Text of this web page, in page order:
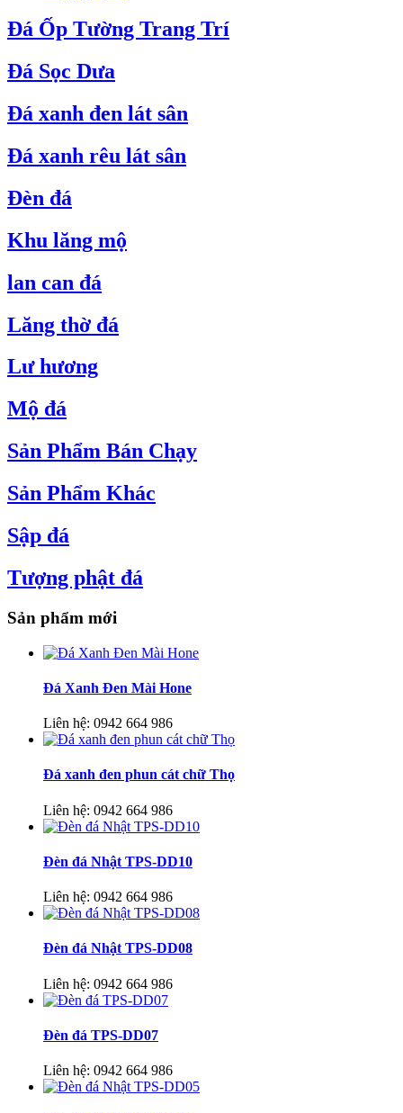
Đá Ốp Tường Trang Trí
Đá Sọc Dưa
Đá xanh đen lát sân
Đá xanh rêu lát sân
Đèn đá
Khu lăng mộ
lan can đá
Lăng thờ đá
Lư hương
Mộ đá
Sản Phẩm Bán Chạy
Sản Phẩm Khác
Sập đá
Tượng phật đá
Sản phẩm mới
Đá Xanh Đen Mài Hone
Liên hệ: 0942 664 986
Đá xanh đen phun cát chữ Thọ
Liên hệ: 0942 664 986
Đèn đá Nhật TPS-DD10
Liên hệ: 0942 664 986
Đèn đá Nhật TPS-DD08
Liên hệ: 0942 664 986
Đèn đá TPS-DD07
Liên hệ: 0942 664 986